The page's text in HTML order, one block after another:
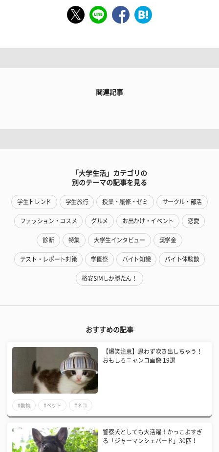
関連記事
「大学生活」カテゴリの
別のテーマの記事を見る
学生トレンド 学生旅行 授業・履修・ゼミ サークル・部活
ファッション・コスメ グルメ お出かけ・イベント 恋愛
診断 特集 大学生インタビュー 奨学金
テスト・レポート対策 学園祭 バイト知識 バイト体験談
格安SIMしか勝たん！
おすすめの記事
【爆笑注意】思わず吹き出しちゃう！
おもしろニャンコ画像 19選
#動物 #ペット #ネコ
警察犬としても大活躍！かっこよすぎ
る「ジャーマンシェパード」30匹！